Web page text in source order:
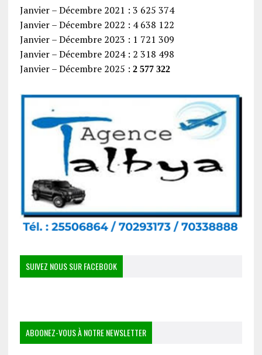
Janvier – Décembre 2021 : 3 625 374
Janvier – Décembre 2022 : 4 638 122
Janvier – Décembre 2023 : 1 721 309
Janvier – Décembre 2024 : 2 318 498
Janvier – Décembre 2025 : 2 577 322
SUIVEZ NOUS SUR FACEBOOK
ABOONEZ-VOUS À NOTRE NEWSLETTER